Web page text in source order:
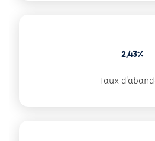
2,43%
Taux